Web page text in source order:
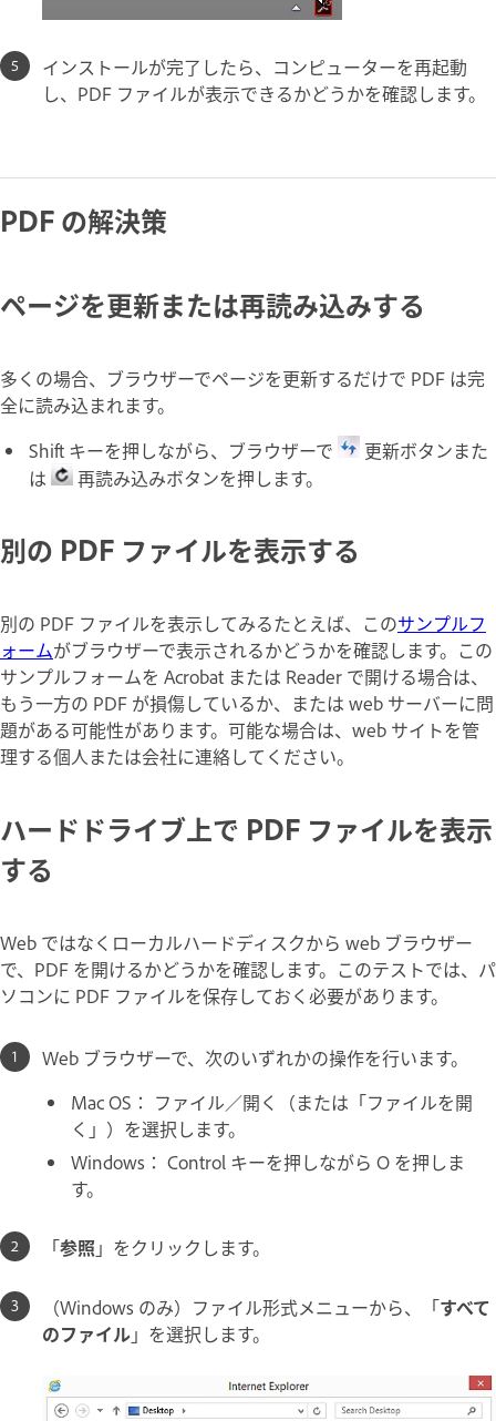
インストールが完了したら、コンピューターを再起動
し、PDF ファイルが表示できるかどうかを確認します。
PDF の解決策
ページを更新または再読み込みする
多くの場合、ブラウザーでページを更新するだけで PDF は完
全に読み込まれます。
Shift キーを押しながら、ブラウザーで
更新ボタンまた
は
再読み込みボタンを押します。
別の PDF ファイルを表示する
別の PDF ファイルを表示してみるたとえば、このサンプルフ
ォームがブラウザーで表示されるかどうかを確認します。この
サンプルフォームを Acrobat または Reader で開ける場合は、
もう一方の PDF が損傷しているか、または web サーバーに問
題がある可能性があります。可能な場合は、web サイトを管
理する個人または会社に連絡してください。
ハードドライブ上で PDF ファイルを表示
する
Web ではなくローカルハードディスクから web ブラウザー
で、PDF を開けるかどうかを確認します。このテストでは、パ
ソコンに PDF ファイルを保存しておく必要があります。
Web ブラウザーで、次のいずれかの操作を行います。
Mac OS： ファイル／開く（または「ファイルを開
く」）を選択します。
Windows： Control キーを押しながら O を押しま
す。
「参照 」をクリックします。
（Windows のみ）ファイル形式メニューから、「すべて
のファイル」を選択します。